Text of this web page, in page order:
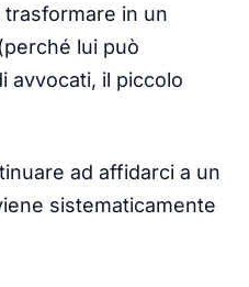
in un
lui può
avvocati, il piccolo
ad affidarci a un
sistematicamente